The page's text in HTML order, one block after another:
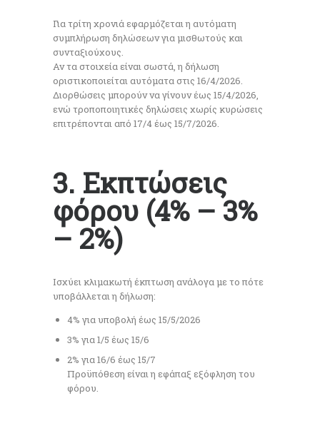
Για τρίτη χρονιά εφαρμόζεται η αυτόματη
συμπλήρωση δηλώσεων για μισθωτούς και
συνταξιούχους.
Αν τα στοιχεία είναι σωστά, η δήλωση
οριστικοποιείται αυτόματα στις 16/4/2026.
Διορθώσεις μπορούν να γίνουν έως 15/4/2026,
ενώ τροποποιητικές δηλώσεις χωρίς κυρώσεις
επιτρέπονται από 17/4 έως 15/7/2026.
3. Εκπτώσεις
φόρου (4% – 3%
– 2%)
Ισχύει κλιμακωτή έκπτωση ανάλογα με το πότε
υποβάλλεται η δήλωση:
4% για υποβολή έως 15/5/2026
3% για 1/5 έως 15/6
2% για 16/6 έως 15/7
Προϋπόθεση είναι η εφάπαξ εξόφληση του
φόρου.